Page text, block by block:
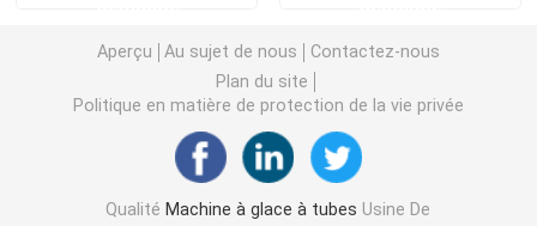
machine à glace commerciale de cube
Machine à glaçons à plaques
Un congélateur rapide
Aperçu Au sujet de nous
Contactez-nous
Plan du site
Politique en matière de protection de la vie privée
Qualité Machine à glace à tubes Usine De